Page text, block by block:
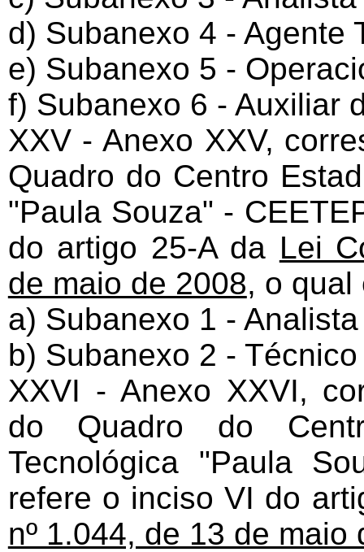
d) Subanexo 4 - Agente
e) Subanexo 5 -
f) Subanexo 6 - Auxiliar
XXV - Anexo XXV,
Quadro do Centro
"Paula Souza" -
do artigo 25-A da Lei
de maio de 2008, o qual
a) Subanexo 1 -
b) Subanexo 2 -
XXVI - Anexo XXVI,
do Quadro do
Tecnológica "Paula
refere o inciso VI do
nº 1.044, de 13 de maio